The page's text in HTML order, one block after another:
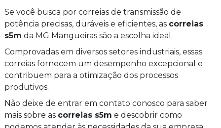
Se você busca por correias de transmissão de
potência precisas, duráveis e eficientes, as correias
s5m da MG Mangueiras são a escolha ideal.
Comprovadas em diversos setores industriais, essas
correias fornecem um desempenho excepcional e
contribuem para a otimização dos processos
produtivos.
Não deixe de entrar em contato conosco para saber
mais sobre as correias s5m e descobrir como